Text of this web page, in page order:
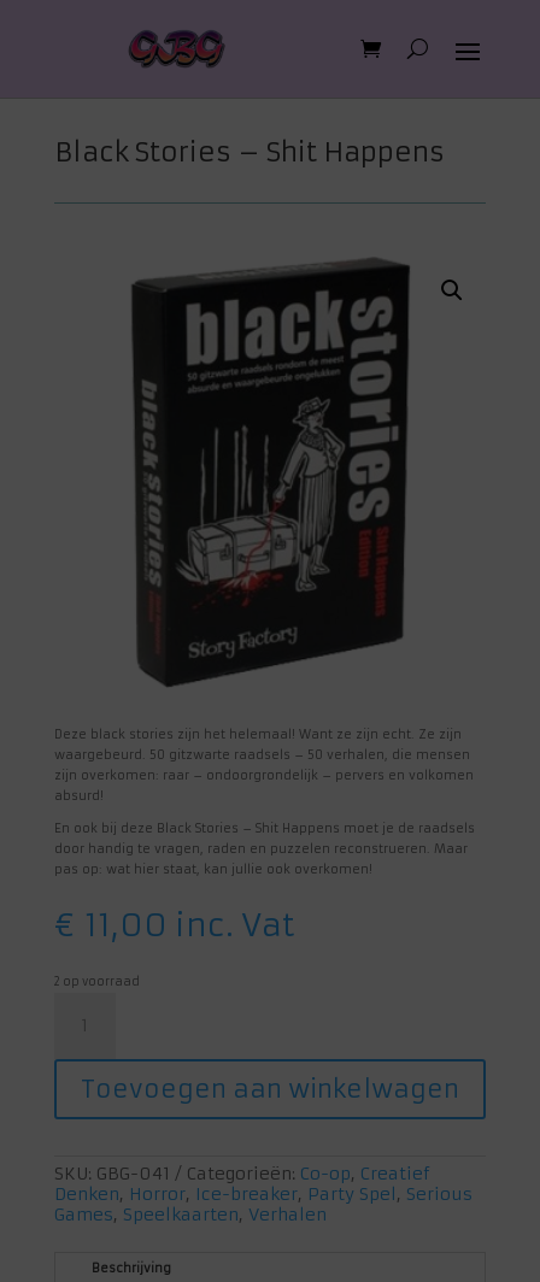
Black Stories – Shit Happens
Deze black stories zijn het helemaal! Want ze zijn echt. Ze zijn
waargebeurd. 50 gitzwarte raadsels – 50 verhalen, die mensen
zijn overkomen: raar – ondoorgrondelijk – pervers en volkomen
absurd!
En ook bij deze Black Stories – Shit Happens moet je de raadsels
door handig te vragen, raden en puzzelen reconstrueren. Maar
pas op: wat hier staat, kan jullie ook overkomen!
€ 11,00 inc. Vat
2 op voorraad
Stories
Shit
Happens
Toevoegen aan winkelwagen
SKU: GBG-041 Categorieën: Co-op, Creatief
Denken, Horror, Ice-breaker, Party Spel , Serious
Games, Speelkaarten, Verhalen
Beschrijving